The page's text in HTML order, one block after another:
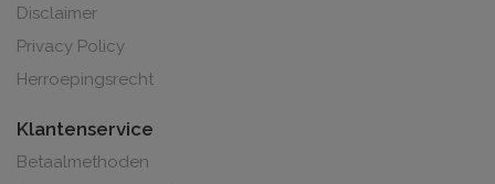
Disclaimer
Privacy Policy
Herroepingsrecht
Klantenservice
Betaalmethoden